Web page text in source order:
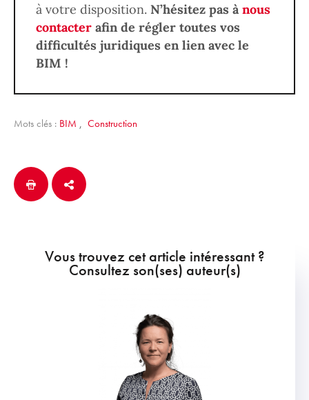
à votre disposition. N’hésitez pas ànous
contacter afin de régler toutes vos
difficultés juridiques en lien avec le
BIM !
Mots clés : BIM , Construction
Vous trouvez cet article intéressant ?
Consultez son(ses) auteur(s)